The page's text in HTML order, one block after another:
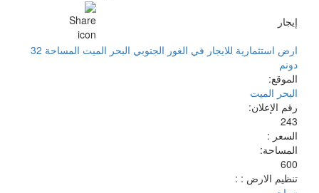
إيجار
ارض استثمارية للايجار في الغور الجنوبي البحر الميت المساحة 32
دونم
الموقع:
البحر الميت
رقم الإعلان:
243
السعر :
المساحة:
600
تنظيم الارض : :